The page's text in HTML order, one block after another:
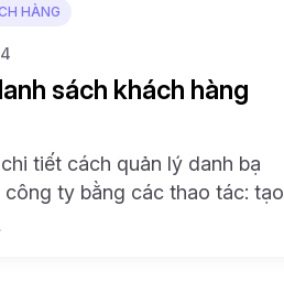
HÀNG
sách khách hàng
tiết cách quản lý danh bạ
công ty bằng các thao tác: tạo
xoá, tải lên hàng loạt, tải